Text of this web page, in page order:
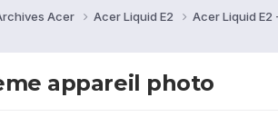
Acer Acer Liquid E2 Acer Liquid E2
appareil photo